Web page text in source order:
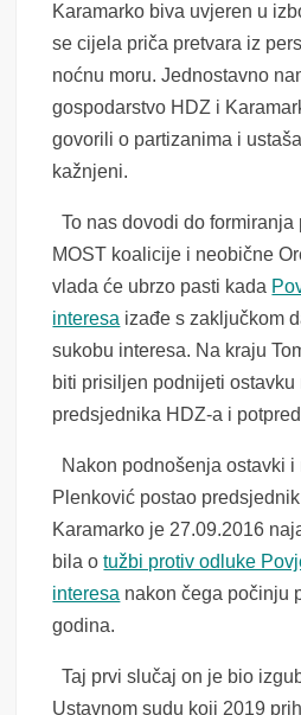
Karamarko biva uvjeren u
se cijela priča pretvara iz
noćnu moru. Jednostavno
gospodarstvo HDZ i
govorili o partizanima i
kažnjeni.
To nas dovodi do
MOST koalicije i neobične
vlada će ubrzo pasti kada
interesa izađe s zaključkom
sukobu interesa. Na kraju
biti prisiljen podnijeti ostavku
predsjednika HDZ-a i
Nakon podnošenja ostavki i
Plenković postao
Karamarko je 27.09.2016
bila otužbi protiv odluke
interesa nakon čega počinju
godina.
Taj prvi slučaj on je bio
Ustavnom sudu koji 2019